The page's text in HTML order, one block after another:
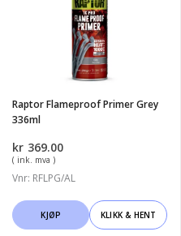
Raptor Flameproof Primer Grey
336ml
kr 369.00
( ink. mva )
Vnr: RFLPG/AL
KJØP KLIKK & HENT